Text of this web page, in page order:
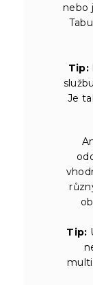
nebo
Tip:
Je
Tip: